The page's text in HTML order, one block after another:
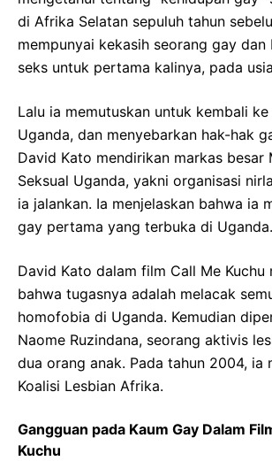
di Afrika Selatan sepuluh tahun
mempunyai kekasih seorang gay dan
seks untuk pertama kalinya, pada
Lalu ia memutuskan untuk kembali
Uganda, dan menyebarkan hak-hak
David Kato mendirikan markas besar
Seksual Uganda, yakni organisasi
ia jalankan. Ia menjelaskan bahwa ia
gay pertama yang terbuka di Uganda.
David Kato dalam film Call Me Kuchu
bahwa tugasnya adalah melacak
homofobia di Uganda. Kemudian
Naome Ruzindana, seorang aktivis
dua orang anak. Pada tahun 2004, ia
Koalisi Lesbian Afrika.
Gangguan pada Kaum Gay Dalam
Kuchu